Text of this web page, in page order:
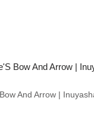
And Arrow |